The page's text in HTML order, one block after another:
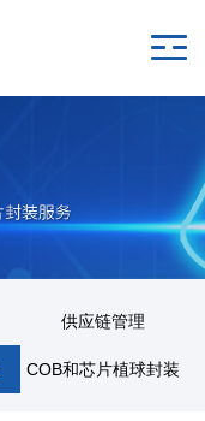
供应链管理
COB和芯片植球封装